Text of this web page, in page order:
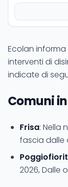
Ecolan
interventi di
indicate di
Comuni
Frisa: Nella
fascia dalle
2026, Dalle